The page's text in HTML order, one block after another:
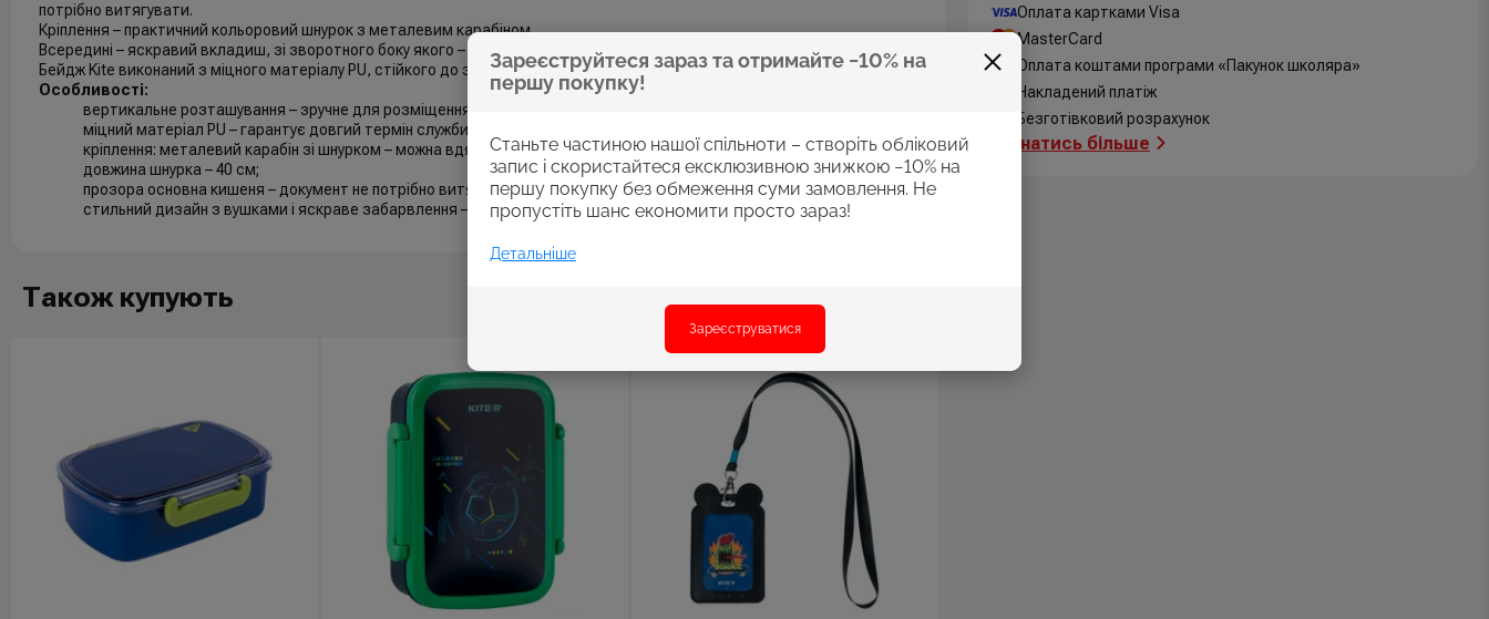
Зареєструйтеся зараз та отримайте −10% на
першу покупку!
Станьте частиною нашої спільноти – створіть обліковий
запис і скористайтеся ексклюзивною знижкою −10% на
першу покупку без обмеження суми замовлення. Не
пропустіть шанс економити просто зараз!
Детальніше
Зареєструватися
потрібно витягувати.
Кріплення – практичний кольоровий шнурок з металевим карабіном.
Всередині – яскравий вкладиш, зі зворотного боку якого – поле для напису і поле для фото.
Бейдж Kite виконаний з міцного матеріалу PU, стійкого до зносу і пошкоджень.
Особливості:
вертикальне розташування – зручне для розміщення документів;
міцний матеріал PU – гарантує довгий термін служби і високу зносостійкість;
кріплення: металевий карабін зі шнурком – можна вдягнути на шию і не переживати, що документ загубиться;
довжина шнурка – 40 см;
прозора основна кишеня – документ не потрібно витягувати для пред'явлення;
стильний дизайн з вушками і яскраве забарвлення – для гарного настрою.
Оплата картками Visa
MasterCard
Оплата коштами програми «Пакунок школяра»
Накладений платіж
Безготівковий розрахунок
Дізнатись більше
Також купують